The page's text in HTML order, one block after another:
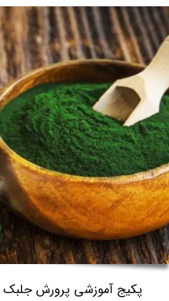
پکیج آموزشی پرورش جلبک